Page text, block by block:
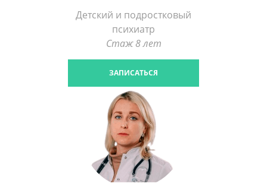
Детский и подростковый
психиатр
Стаж 8 лет
ЗАПИСАТЬСЯ